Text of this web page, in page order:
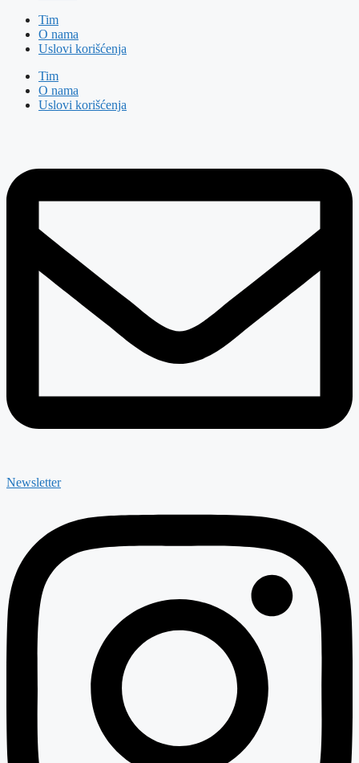
Tim
O nama
Uslovi korišćenja
Tim
O nama
Uslovi korišćenja
Newsletter